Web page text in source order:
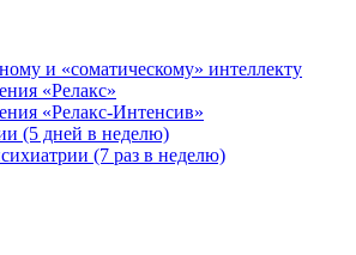
и «соматическому» интеллекту
«Релакс»
«Релакс-Интенсив»
(5 дней в неделю)
(7 раз в неделю)